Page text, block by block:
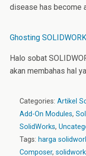
disease has become
Ghosting
Halo sobat
akan membahas hal
Categories: Artikel
Add-On Modules,
SolidWorks,
Tags: harga
Composer,